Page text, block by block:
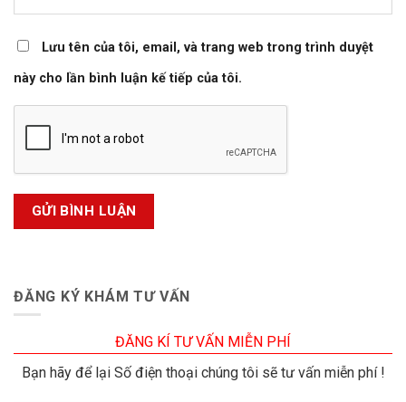
Lưu tên của tôi, email, và trang web trong trình duyệt
này cho lần bình luận kế tiếp của tôi.
ĐĂNG KÝ KHÁM TƯ VẤN
ĐĂNG KÍ TƯ VẤN MIỄN PHÍ
Bạn hãy để lại Số điện thoại chúng tôi sẽ tư vấn miễn phí !